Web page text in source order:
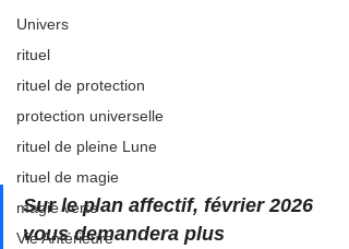
Univers
rituel
rituel de protection
protection universelle
rituel de pleine Lune
rituel de magie
magie verte
Vie Antérieure
Sur le plan affectif, février 2026
vous demandera plus